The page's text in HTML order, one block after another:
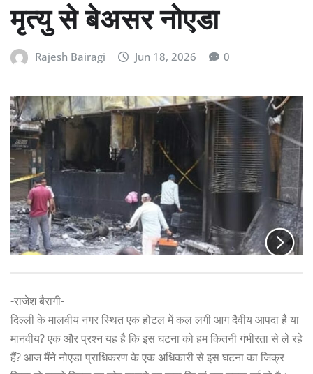
मृत्यु से बेअसर नोएडा
Rajesh Bairagi Jun 18, 2026 0
-राजेश बैरागी-
दिल्ली के मालवीय नगर स्थित एक होटल में कल लगी आग दैवीय आपदा है या
मानवीय? एक और प्रश्न यह है कि इस घटना को हम कितनी गंभीरता से ले रहे
हैं? आज मैंने नोएडा प्राधिकरण के एक अधिकारी से इस घटना का जिक्र